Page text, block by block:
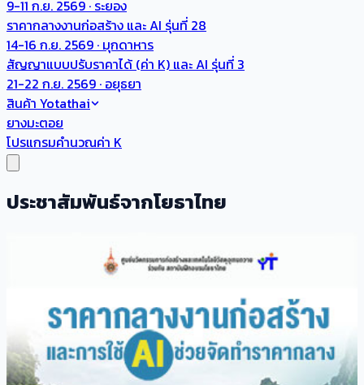
9-11 ก.ย. 2569 · ระยอง
ราคากลางงานก่อสร้าง และ AI รุ่นที่ 28
14-16 ก.ย. 2569 · มุกดาหาร
สัญญาแบบปรับราคาได้ (ค่า K) และ AI รุ่นที่ 3
21-22 ก.ย. 2569 · อยุธยา
สินค้า Yotathai
ยางมะตอย
โปรแกรมคำนวณค่า K
ประชาสัมพันธ์จากโยธาไทย